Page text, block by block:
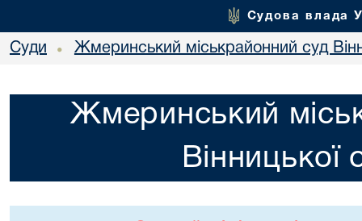
Судова влада
Суди • Жмеринський міськрайонний суд
Жмеринський
Вінницької